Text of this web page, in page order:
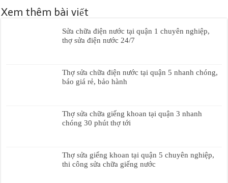
Xem thêm bài viết
Sửa chữa điện nước tại quận 1 chuyên nghiệp,
thợ sửa điện nước 24/7
Thợ sửa chữa điện nước tại quận 5 nhanh chóng,
báo giá rẻ, bảo hành
Thợ sửa chữa giếng khoan tại quận 3 nhanh
chóng 30 phút thợ tới
Thợ sửa giếng khoan tại quận 5 chuyên nghiệp,
thi công sửa chữa giếng nước